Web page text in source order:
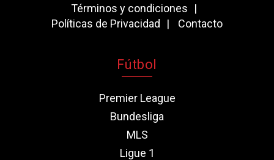
Términos y condiciones
Políticas de Privacidad
Contacto
Fútbol
Premier League
Bundesliga
MLS
Ligue 1